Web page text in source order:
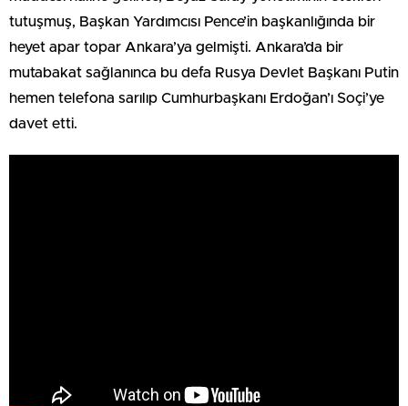
tutuşmuş, Başkan Yardımcısı Pence’in başkanlığında bir
heyet apar topar Ankara’ya gelmişti. Ankara’da bir
mutabakat sağlanınca bu defa Rusya Devlet Başkanı Putin
hemen telefona sarılıp Cumhurbaşkanı Erdoğan’ı Soçi’ye
davet etti.